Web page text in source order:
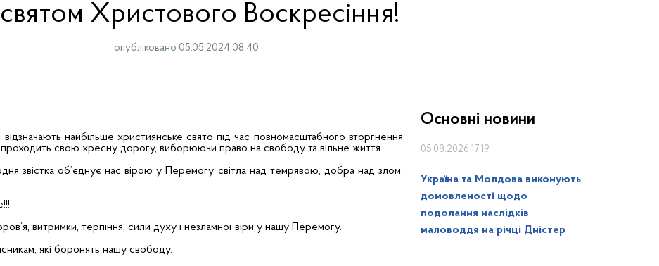
святом Христового Воскресіння!
опубліковано 05.05.2024 08:40
відзначають найбільше християнське свято під час повномасштабного вторгнення
свою хресну дорогу, виборюючи право на свободу та вільне життя.
звістка об’єднує нас вірою у Перемогу світла над темрявою, добра над злом,
витримки, терпіння, сили духу і незламної віри у нашу Перемогу.
які боронять нашу свободу.
Основні новини
05.08.2026 17:19
Україна та Молдова виконують
домовленості щодо
подолання наслідків
маловоддя на річці Дністер